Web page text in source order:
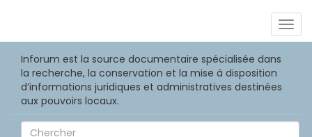
Inforum est la source documentaire spécialisée dans
la recherche, la conservation et la mise à disposition
d’informations juridiques et administratives destinées
aux pouvoirs locaux.